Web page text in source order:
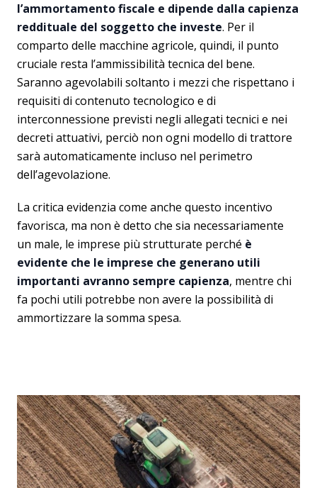
l’ammortamento fiscale e dipende dalla capienza
reddituale del soggetto che investe. Per il
comparto delle macchine agricole, quindi, il punto
cruciale resta l’ammissibilità tecnica del bene.
Saranno agevolabili soltanto i mezzi che rispettano i
requisiti di contenuto tecnologico e di
interconnessione previsti negli allegati tecnici e nei
decreti attuativi, perciò non ogni modello di trattore
sarà automaticamente incluso nel perimetro
dell’agevolazione.
La critica evidenzia come anche questo incentivo
favorisca, ma non è detto che sia necessariamente
un male, le imprese più strutturate perché è
evidente che le imprese che generano utili
importanti avranno sempre capienza, mentre chi
fa pochi utili potrebbe non avere la possibilità di
ammortizzare la somma spesa.